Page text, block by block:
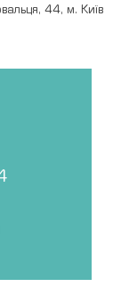
44, м. Київ